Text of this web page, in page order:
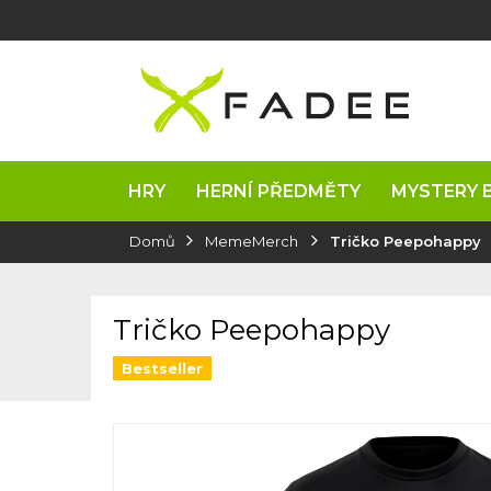
HRY HERNÍ PŘEDMĚTY MYSTERY
DomůMemeMerch Tričko Peepohappy
Tričko Peepohappy
Bestseller